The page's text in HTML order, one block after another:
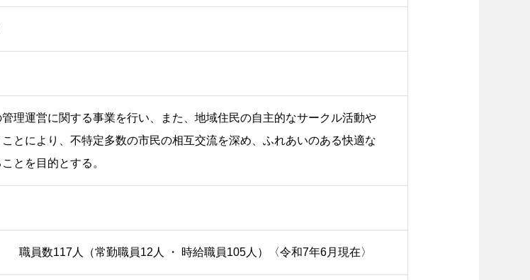
理運営に関する事業を行い、また、地域住民の自主的なサークル活動や
とにより、不特定多数の市民の相互交流を深め、ふれあいのある快適な
とを目的とする。
員数117人（常勤職員12人 ・ 時給職員105人）〈令和7年6月現在〉